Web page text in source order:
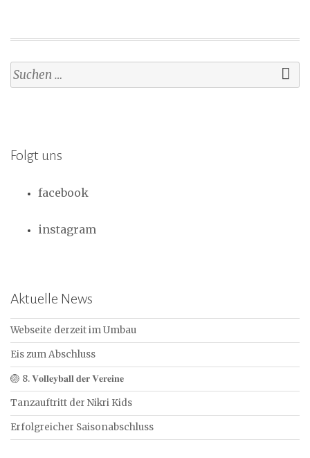
Suchen
nach:
Folgt uns
facebook
instagram
Aktuelle News
Webseite derzeit im Umbau
Eis zum Abschluss
🏐 8. 𝐕𝐨𝐥𝐥𝐞𝐲𝐛𝐚𝐥𝐥 𝐝𝐞𝐫 𝐕𝐞𝐫𝐞𝐢𝐧𝐞
Tanzauftritt der Nikri Kids
Erfolgreicher Saisonabschluss